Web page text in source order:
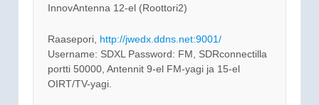
InnovAntenna 12-el (Roottori2)
Raasepori, http://jwedx.ddns.net:9001/
Username: SDXL Password: FM, SDRconnectilla
portti 50000, Antennit 9-el FM-yagi ja 15-el
OIRT/TV-yagi.